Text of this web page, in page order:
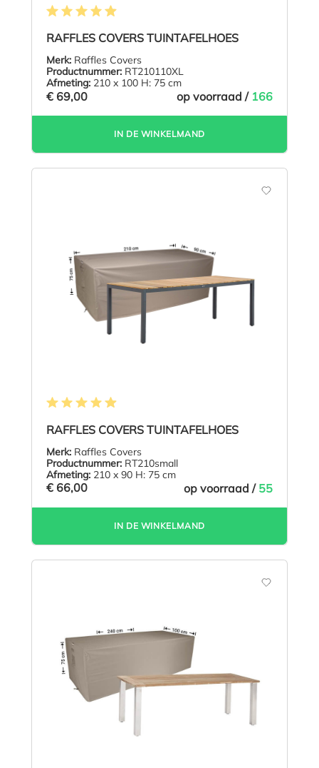
RAFFLES COVERS TUINTAFELHOES
Merk: Raffles Covers
Productnummer: RT210110XL
Afmeting: 210 x 100 H: 75 cm
€ 69,00 op voorraad / 166
IN DE WINKELMAND
RAFFLES COVERS TUINTAFELHOES
Merk: Raffles Covers
Productnummer: RT210small
Afmeting: 210 x 90 H: 75 cm
€ 66,00 op voorraad / 55
IN DE WINKELMAND